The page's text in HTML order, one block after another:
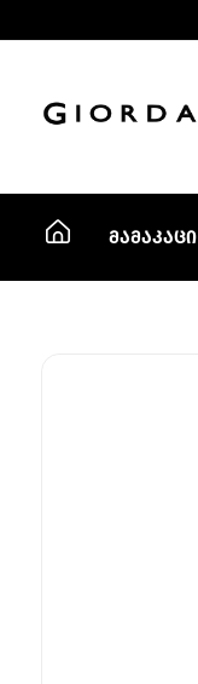
ᲛᲐᲛᲐᲙᲐᲪᲘ